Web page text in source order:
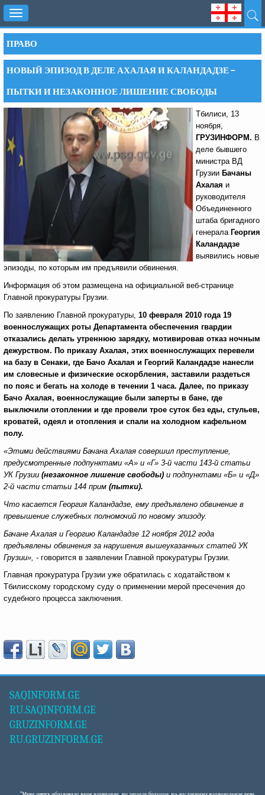
Toggle
navigation
ПРАВО
НОВЫЙ ЭПИЗОД В ДЕЛЕ АХАЛАЯ И КАЛАНДАДЗЕ –
ПЫТКИ И НЕЗАКОННОЕ ЛИШЕНИЕ СВОБОДЫ
Тбилиси, 13
ноября,
ГРУЗИНФОРМ. В
деле бывшего
министра ВД
Грузии Бачаны
Ахалая и
руководителя
Объединенного
штаба бригадного
генерала Георгия
Каландадзе
выявились новые
эпизоды, по которым им предъявили обвинения.
Информация об этом размещена на официальной веб-странице
Главной прокуратуры Грузии.
По заявлению Главной прокуратуры, 10 февраля 2010 года 19
военнослужащих роты Департамента обеспечения гвардии
отказались делать утреннюю зарядку, мотивировав отказ ночным
дежурством. По приказу Ахалая, этих военнослужащих перевели
на базу в Сенаки, где Бачо Ахалая и Георгий Каландадзе нанесли
им словесные и физические оскорбления, заставили раздеться
по пояс и бегать на холоде в течении 1 часа. Далее, по приказу
Бачо Ахалая, военнослужащие были заперты в бане, где
выключили отоплении и где провели трое суток без еды, стульев,
кроватей, одеял и отопления и спали на холодном кафельном
полу.
«Этими действиями Бачана Ахалая совершил преступление,
предусмотренные подпунктами «А» и «Г» 3-й части 143-й статьи
УК Грузии (незаконное лишение свободы) и подпунктами «Б» и «Д»
2-й части статьи 144 прим (пытки).
Что касается Георгия Каландадзе, ему предъявлено обвинение в
превышение служебных полномочий по новому эпизоду.
Бачане Ахалая и Георгию Каландадзе 12 ноября 2012 года
предъявлены обвинения за нарушения вышеуказанных статей УК
Грузии», - говорится в заявлении Главной прокуратуры Грузии.
Главная прокуратура Грузии уже обратилась с ходатайством к
Тбилисскому городскому суду о применении мерой пресечения до
судебного процесса заключения.
SAQINFORM.GE
RU.SAQINFORM.GE
GRUZINFORM.GE
RU.GRUZINFORM.GE